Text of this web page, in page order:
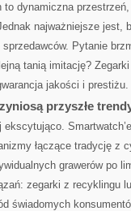
dynamiczna
najważniejsze jest,
Pytanie
tanią imitację?
jakości i prestiżu.
przyszłe
łączące tradycję z
grawerów po
zegarki z recyklingu
świadomych